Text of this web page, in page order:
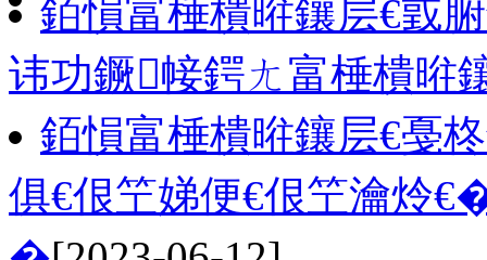
銆愪富棰樻暀鑲层€戜
讳功鐝帹鍔ㄤ富棰樻暀
銆愪富棰樻暀鑲层€戞
俱€佷笁娣便€佷笁瀹炩